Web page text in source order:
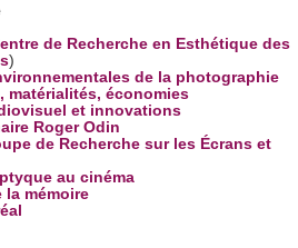
de Recherche en Esthétique des
)
de la photographie
matérialités, économies
et innovations
Roger Odin
de Recherche sur les Écrans et
au cinéma
la mémoire